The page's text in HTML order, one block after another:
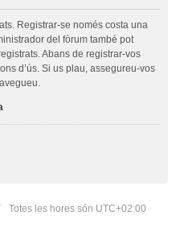
Registrar-se només costa una
del fòrum també pot
Abans de registrar-vos
d’ús. Si us plau, assegureu-vos
Totes les hores són UTC+02:00